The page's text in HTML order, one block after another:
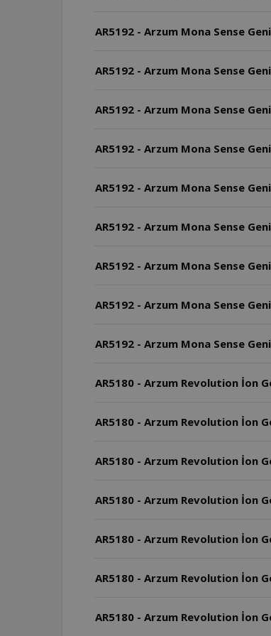
AR5192 - Arzum Mona Sense
AR5192 - Arzum Mona Sense
AR5192 - Arzum Mona Sense
AR5192 - Arzum Mona Sense
AR5192 - Arzum Mona Sense
AR5192 - Arzum Mona Sense
AR5192 - Arzum Mona Sense
AR5192 - Arzum Mona Sense
AR5192 - Arzum Mona Sense
AR5180 - Arzum Revolution İon
AR5180 - Arzum Revolution İon
AR5180 - Arzum Revolution İon
AR5180 - Arzum Revolution İon
AR5180 - Arzum Revolution İon
AR5180 - Arzum Revolution İon
AR5180 - Arzum Revolution İon